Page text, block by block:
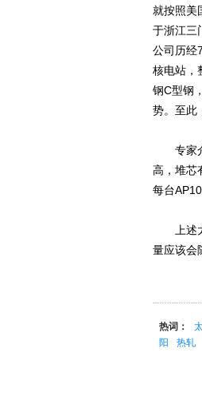
就按照美
于浙江三
公司历经
核电站，
钢C型钢
势。至此
专家介
高，堆芯
每台
上述太
量应该会
热词：
阳
热轧